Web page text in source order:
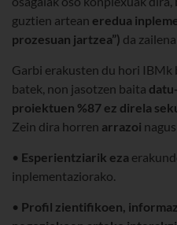
guztien artean eredua
prozesuan jartzea”) da
Garbi erakusten du hori
batek, non jasotzen baita
proiektuen %87 ez direla
Zein dira horren arrazoi
• Esperientziarik eza
inplementaziorako.
• Profil zientifikoen,